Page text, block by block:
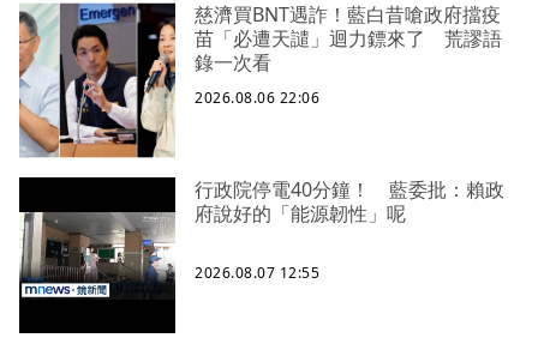
慈濟買BNT遇詐！藍白昔嗆政府擋疫
苗「必遭天譴」迴力鏢來了 荒謬語
錄一次看
2026.08.06 22:06
行政院停電40分鐘！ 藍委批：賴政
府說好的「能源韌性」呢
2026.08.07 12:55